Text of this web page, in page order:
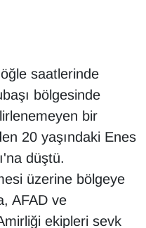
saatlerinde
bölgesinde
bir
20 yaşındaki Enes
düştü.
üzerine bölgeye
AFAD ve
ekipleri sevk